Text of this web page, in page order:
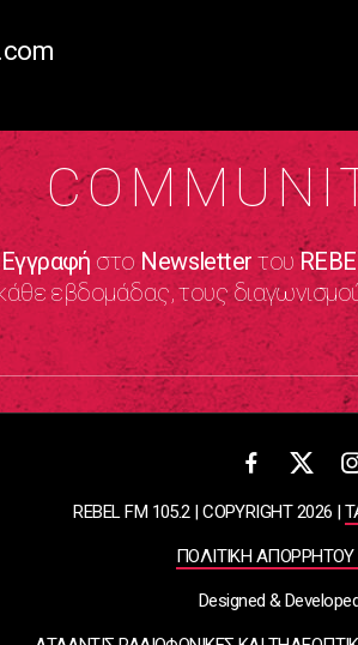
Εγγραφή στο Newsletter του
εβδομάδας, τους
REBEL FM 105.2 | COPYRIGHT 2026 |
ΠΟΛΙΤΙΚΗ ΑΠΟΡΡΗΤΟΥ
Designed &